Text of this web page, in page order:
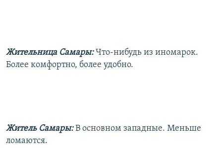
Жительница Самары:Что-нибудь из иномарок.
Более комфортно, более удобно.
Житель Самары:В основном западные. Меньше
ломаются.